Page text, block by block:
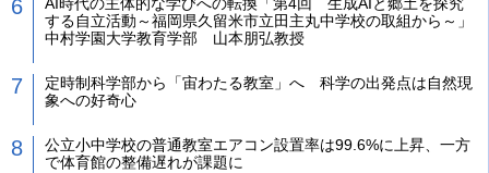
AI時代の主体的な学びへの転換「第4回 生成AIと郷土を探究
する自立活動～福岡県久留米市立田主丸中学校の取組から～」
中村学園大学教育学部 山本朋弘教授
定時制科学部から「宙わたる教室」へ 科学の出発点は自然現
象への好奇心
公立小中学校の普通教室エアコン設置率は99.6%に上昇、一方
で体育館の整備遅れが課題に